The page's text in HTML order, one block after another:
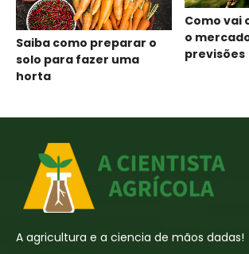
Saiba como preparar o
solo para fazer uma
horta
Como vai
o
previsões
A agricultura e a ciencia de mãos dadas!